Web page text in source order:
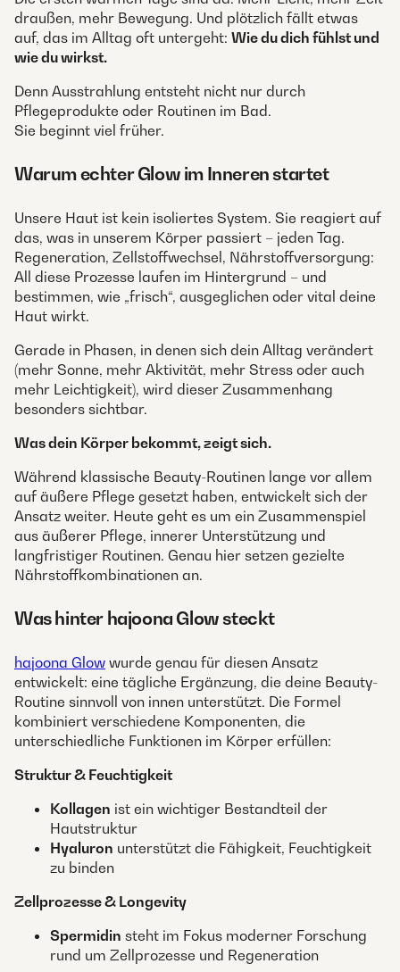
draußen, mehr Bewegung. Und plötzlich fällt etwas
auf, das im Alltag oft untergeht: Wie du dich fühlst und
wie du wirkst.
Denn Ausstrahlung entsteht nicht nur durch
Pflegeprodukte oder Routinen im Bad.
Sie beginnt viel früher.
Warum echter Glow im Inneren startet
Unsere Haut ist kein isoliertes System. Sie reagiert auf
das, was in unserem Körper passiert – jeden Tag.
Regeneration, Zellstoffwechsel, Nährstoffversorgung:
All diese Prozesse laufen im Hintergrund – und
bestimmen, wie „frisch“, ausgeglichen oder vital deine
Haut wirkt.
Gerade in Phasen, in denen sich dein Alltag verändert
(mehr Sonne, mehr Aktivität, mehr Stress oder auch
mehr Leichtigkeit), wird dieser Zusammenhang
besonders sichtbar.
Was dein Körper bekommt, zeigt sich.
Während klassische Beauty-Routinen lange vor allem
auf äußere Pflege gesetzt haben, entwickelt sich der
Ansatz weiter. Heute geht es um ein Zusammenspiel
aus äußerer Pflege, innerer Unterstützung und
langfristiger Routinen. Genau hier setzen gezielte
Nährstoffkombinationen an.
Was hinter hajoona Glow steckt
hajoona Glow wurde genau für diesen Ansatz
entwickelt: eine tägliche Ergänzung, die deine Beauty-
Routine sinnvoll von innen unterstützt. Die Formel
kombiniert verschiedene Komponenten, die
unterschiedliche Funktionen im Körper erfüllen:
Struktur & Feuchtigkeit
Kollagen ist ein wichtiger Bestandteil der
Hautstruktur
Hyaluron unterstützt die Fähigkeit, Feuchtigkeit
zu binden
Zellprozesse & Longevity
Spermidin steht im Fokus moderner Forschung
rund um Zellprozesse und Regeneration